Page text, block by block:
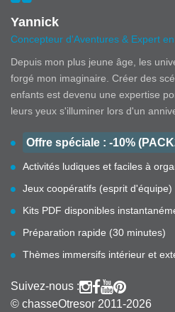
Yannick
Concepteur d'Aventures & Expert
Depuis mon plus jeune âge, les
forgé mon imaginaire. Créer des
enfants est devenu une expertise
leurs yeux s'illuminer lors d'un
Offre spéciale : -10%
Activités ludiques et faciles à
Jeux coopératifs (esprit d'équipe)
Kits PDF disponibles
Préparation rapide (30 minutes)
Thèmes immersifs intérieur et
Suivez-nous :
© chasseOtresor 2011-2026